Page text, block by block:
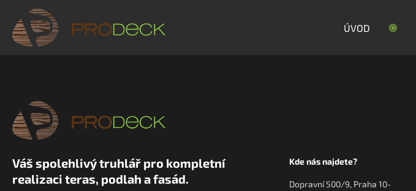
ÚVOD
Váš spolehlivý truhlář pro kompletní
realizaci teras, podlah a fasád.
Kde nás najdete?
Dopravní 500/9, Praha 10-